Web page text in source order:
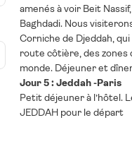
amenés à voir Beit
Baghdadi. Nous
Corniche de Djeddah,
route côtière, des zones
monde. Déjeuner et
Jour 5 : Jeddah -Paris
Petit déjeuner à l’hôtel.
JEDDAH pour le départ